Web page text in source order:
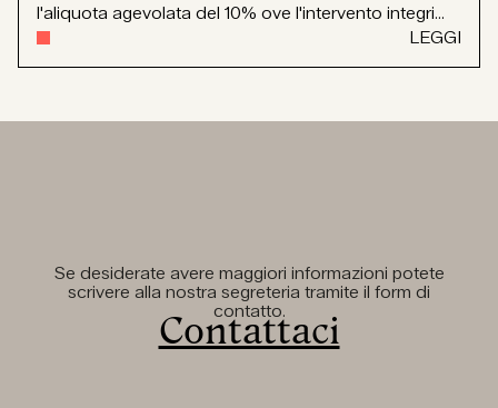
l'aliquota agevolata del 10% ove l'intervento integri...
LEGGI
Se desiderate avere maggiori informazioni potete
scrivere alla nostra segreteria tramite il form di
contatto.
Contattaci